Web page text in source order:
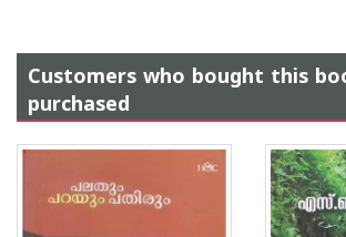
Customers who bought this
purchased